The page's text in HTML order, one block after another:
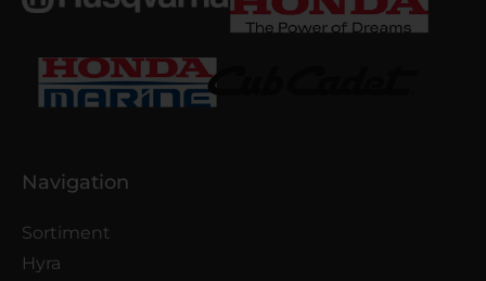
Navigation
Sortiment
Hyra